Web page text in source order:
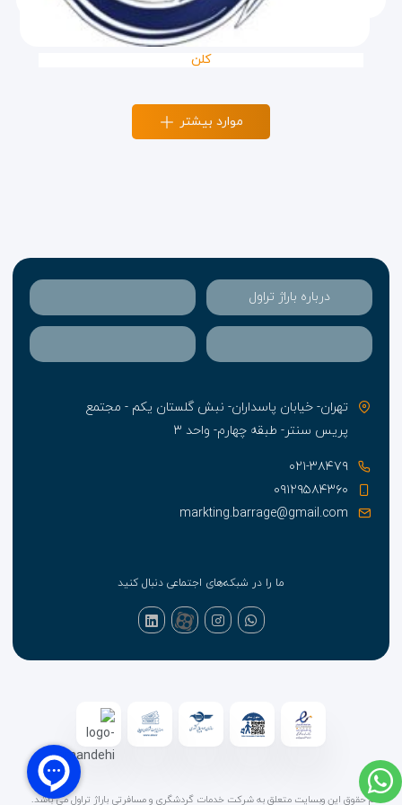
کلن
موارد بیشتر
درباره باراژ تراول
تهران- خیابان پاسداران- نبش گلستان یکم - مجتمع
پریس سنتر- طبقه چهارم- واحد ۳
۰۲۱-۳۸۴۷۹
۰۹۱۲۹۵۸۴۳۶۰
markting.barrage@gmail.com
ما را در شبکه‌های اجتماعی دنبال کنید
تمام حقوق این وبسایت متعلق به شرکت خدمات گردشگری و مسافرتی باراژ تراول می باشد.